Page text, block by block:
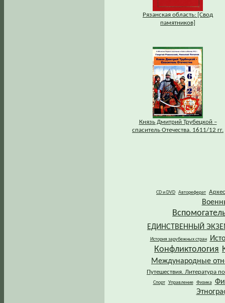
Рязанская область: [Свод
памятников]
Князь Дмитрий Трубецкой –
спаситель Отечества. 1611/12 гг.
CD и DVD Автореферат
ЕДИНСТВЕННЫЙ
История зарубежных стран
Конфликтология
Международные
Путешествия. Литература
Спорт Управление Физика